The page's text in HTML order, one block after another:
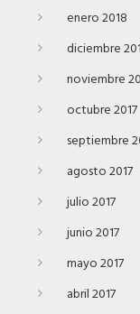
enero 2018
diciembre
noviembre
octubre 2017
septiembre
agosto 2017
julio 2017
junio 2017
mayo 2017
abril 2017